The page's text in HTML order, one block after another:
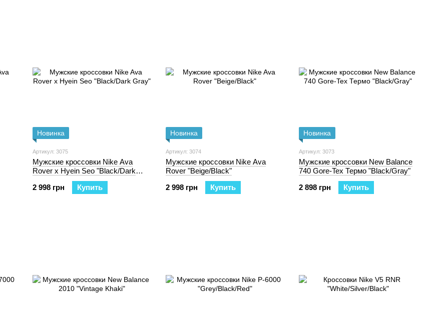
Новинка
Артикул: 3075
Мужские кроссовки Nike Ava
Rover x Hyein Seo "Black/Dark
2 998 грн
Купить
Новинка
Артикул: 3074
Мужские кроссовки Nike Ava
Rover "Beige/Black"
2 998 грн
Купить
Новинка
Артикул: 3073
Мужские кроссовки New Balance
740 Gore-Tex Термо "Black/Gray"
2 898 грн
Купить